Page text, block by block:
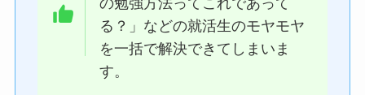
の勉強方法ってこれであって
る？」などの就活生のモヤモヤ
を一括で解決できてしまいま
す。